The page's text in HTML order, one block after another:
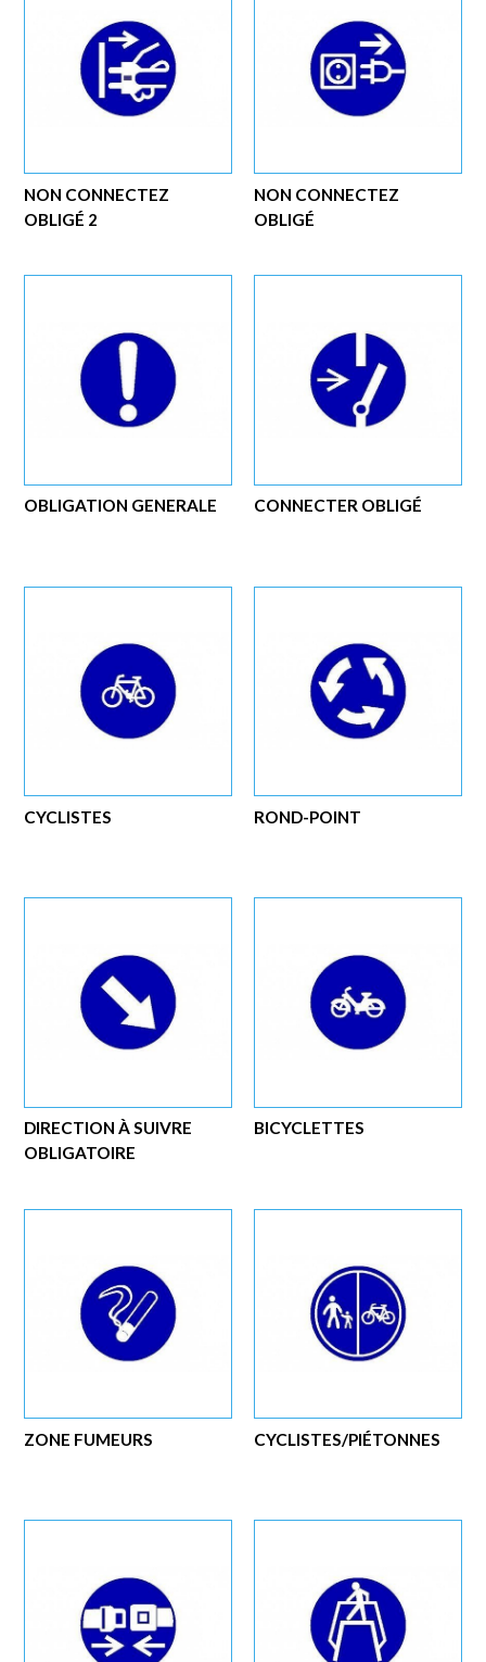
NON CONNECTEZ
OBLIGÉ
NON CONNECTEZ
OBLIGÉ 2
CONNECTER OBLIGÉ
OBLIGATION GENERALE
ROND-POINT
CYCLISTES
BICYCLETTES
DIRECTION À SUIVRE
OBLIGATOIRE
CYCLISTES/PIÉTONNES
ZONE FUMEURS